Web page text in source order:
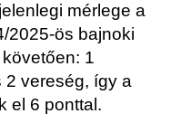
mérlege a
2025-ös bajnoki
: 1
2 vereség, így a
el 6 ponttal.